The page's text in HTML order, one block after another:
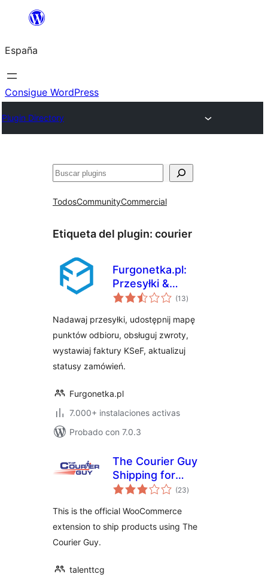
Saltar
contenido
España
Consigue WordPress
Plugin Directory
Buscar
TodosCommunityCommercial
Etiqueta del plugin: courier
Furgonetka.pl:
Przesyłki &
Narzędzia e-(13valoraciones
en
)
Nadawaj przesyłki, udostępnij mapę
punktów odbioru, obsługuj zwroty,
wystawiaj faktury KSeF, aktualizuj
statusy zamówień.
Furgonetka.pl
7.000+ instalaciones activas
Probado con 7.0.3
The Courier Guy
Shipping for
WooCommerce
(23valoraciones
en
)
This is the official WooCommerce
extension to ship products using The
Courier Guy.
talenttcg